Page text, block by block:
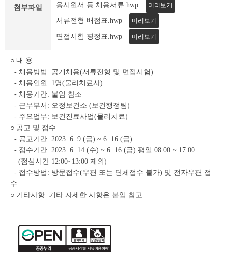
험)
회
테
첨부파일 응시원서 등 채용서류.hwp 미리보기
서류전형 배점표.hwp 미리보기
면접시험 평정표.hwp 미리보기
○ 내 용
- 채용방법: 공개채용(서류전형 및 면접시험)
- 채용인원: 1명(물리치료사)
- 채용기간: 붙임 참조
- 근무부서: 오정보건소 (보건행정팀)
- 주요업무: 보건진료사업(물리치료)
○ 공고 및 접수
- 공고기간: 2023. 6. 9.(금) ~ 6. 16.(금)
- 접수기간: 2023. 6. 14.(수) ~ 6. 16.(금) 평일 08:00 ~ 17:00
(점심시간 12:00~13:00 제외)
- 접수방법: 방문접수(우편 또는 단체접수 불가) 및 전자우편 접
수
○ 기타사항: 기타 자세한 사항은 붙임 참고